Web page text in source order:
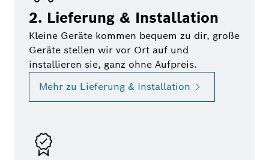
2. Lieferung & Installation
Kleine Geräte kommen bequem zu dir, große
Geräte stellen wir vor Ort auf und
installieren sie, ganz ohne Aufpreis.
Mehr zu Lieferung & Installation